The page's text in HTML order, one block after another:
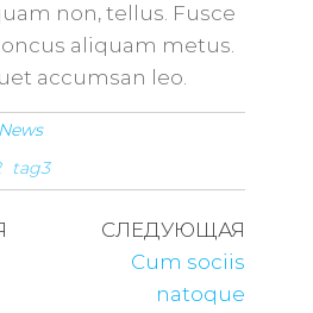
non, tellus. Fusce
aliquam metus.
accumsan leo.
News
tag3
СЛЕДУЮЩАЯ
Cum sociis
natoque